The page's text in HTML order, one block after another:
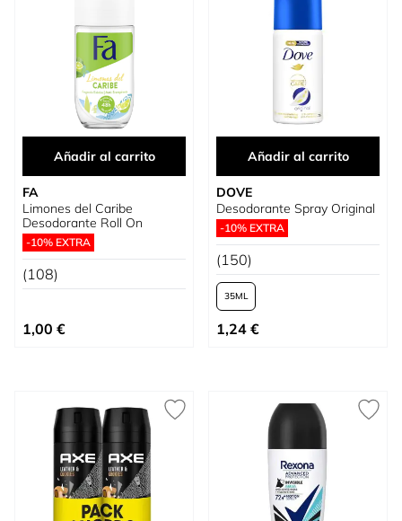
Añadir al carrito
FA
Limones del Caribe
Desodorante Roll On
-10% EXTRA
(108)
1,00 €
Añadir al carrito
DOVE
Desodorante Spray Original
-10% EXTRA
(150)
35
Tan bajo como
1,24 €